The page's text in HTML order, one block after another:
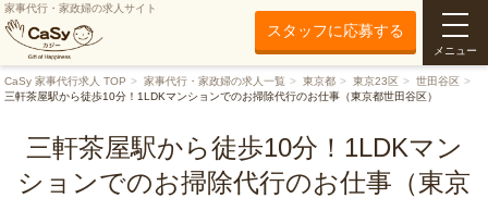
家事代行・家政婦の求人サイト
スタッフに応募する
メニュー
CaSy 家事代行求人 TOP 家事代行・家政婦の求人一覧 東京都 東京23区
世田谷区
三軒茶屋駅から徒歩10分！1LDKマンションでのお掃除代行のお仕事（東京都世田谷区）
三軒茶屋駅から徒歩10分！1LDKマン
ションでのお掃除代行のお仕事（東京